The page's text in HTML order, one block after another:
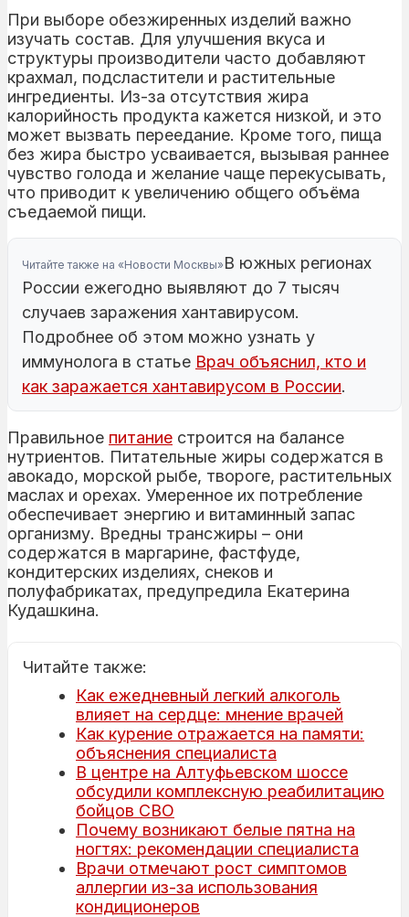
При выборе обезжиренных изделий важно
изучать состав. Для улучшения вкуса и
структуры производители часто добавляют
крахмал, подсластители и растительные
ингредиенты. Из-за отсутствия жира
калорийность продукта кажется низкой, и это
может вызвать переедание. Кроме того, пища
без жира быстро усваивается, вызывая раннее
чувство голода и желание чаще перекусывать,
что приводит к увеличению общего объёма
съедаемой пищи.
Читайте также на «Новости Москвы» В южных регионах
России ежегодно выявляют до 7 тысяч
случаев заражения хантавирусом.
Подробнее об этом можно узнать у
иммунолога в статье Врач объяснил, кто и
как заражается хантавирусом в России.
Правильное питание строится на балансе
нутриентов. Питательные жиры содержатся в
авокадо, морской рыбе, твороге, растительных
маслах и орехах. Умеренное их потребление
обеспечивает энергию и витаминный запас
организму. Вредны трансжиры – они
содержатся в маргарине, фастфуде,
кондитерских изделиях, снеков и
полуфабрикатах, предупредила Екатерина
Кудашкина.
Читайте также:
Как ежедневный легкий алкоголь
влияет на сердце: мнение врачей
Как курение отражается на памяти:
объяснения специалиста
В центре на Алтуфьевском шоссе
обсудили комплексную реабилитацию
бойцов СВО
Почему возникают белые пятна на
ногтях: рекомендации специалиста
Врачи отмечают рост симптомов
аллергии из-за использования
кондиционеров